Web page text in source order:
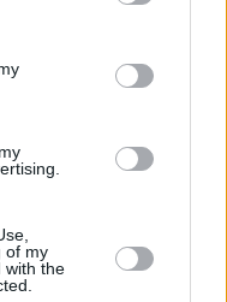
its third-party tags to
in below Google
of my
with the
ήταν μαχαιριά στην
του με νέα